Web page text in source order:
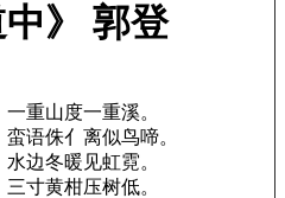
中》 郭登
重山度一重溪。
语侏亻离似鸟啼。
边冬暖见虹霓。
寸黄柑压树低。